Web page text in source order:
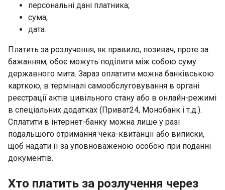
персональні дані платника;
сума;
дата.
Платить за розлучення, як правило, позивач, проте за
бажанням, обоє можуть поділити між собою суму
державного мита. Зараз оплатити можна банківською
карткою, в терміналі самообслуговування в органі
реєстрації актів цивільного стану або в онлайн-режимі
в спеціальних додатках (Приват24, Монобанк і т.д.).
Сплатити в інтернет-банку можна лише у разі
подальшого отримання чека-квитанції або виписки,
щоб надати її за уповноваженою особою при поданні
документів.
Хто платить за розлучення через